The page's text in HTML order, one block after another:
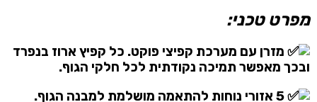
מפרט טכני:
מזרן עם מערכת קפיצי פוקט. כל קפיץ ארוז בנפרד
ובכך מאפשר תמיכה נקודתית לכל חלקי הגוף.